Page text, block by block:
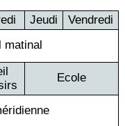
Jeudi
Vendredi
matinal
Ecole